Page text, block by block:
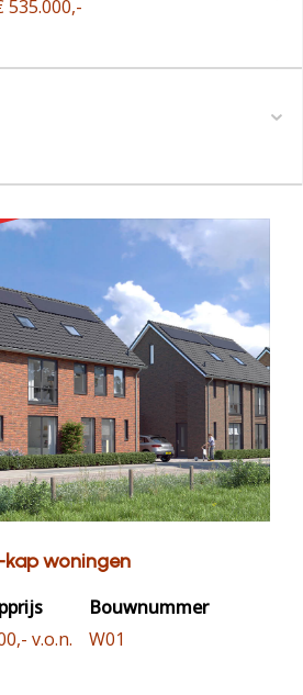
535.000,-
woningen
v.o.n.
Bouwnummer
W01